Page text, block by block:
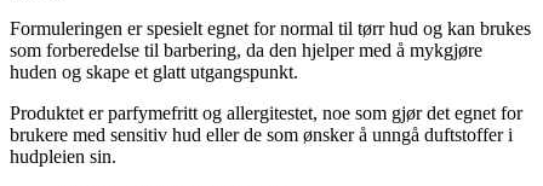
Formuleringen er spesielt egnet for normal til tørr hud og kan brukes
som forberedelse til barbering, da den hjelper med å mykgjøre
huden og skape et glatt utgangspunkt.
Produktet er parfymefritt og allergitestet, noe som gjør det egnet for
brukere med sensitiv hud eller de som ønsker å unngå duftstoffer i
hudpleien sin.